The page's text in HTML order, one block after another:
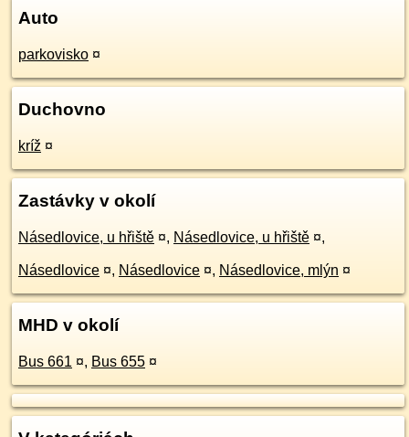
Auto
parkovisko ¤
Duchovno
kríž ¤
Zastávky v okolí
Násedlovice, u hřiště ¤, Násedlovice, u hřiště ¤,
Násedlovice ¤, Násedlovice ¤, Násedlovice, mlýn ¤
MHD v okolí
Bus 661 ¤, Bus 655 ¤